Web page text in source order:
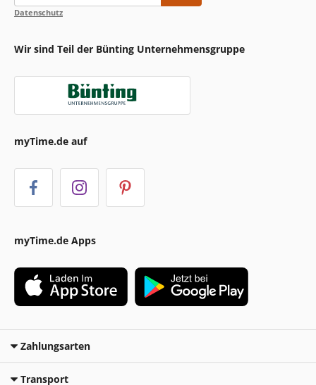
Datenschutz
Wir sind Teil der Bünting Unternehmensgruppe
myTime.de auf
myTime.de Apps
Zahlungsarten
Transport